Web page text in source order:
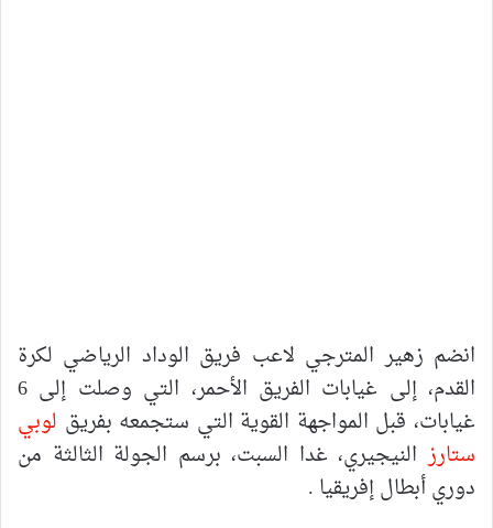
انضم زهير المترجي لاعب فريق الوداد الرياضي لكرة
القدم، إلى غيابات الفريق الأحمر، التي وصلت إلى 6
غيابات، قبل المواجهة القوية التي ستجمعه بفريق لوبي
ستارزالنيجيري، غدا السبت، برسم الجولة الثالثة من
دوري أبطال إفريقيا .